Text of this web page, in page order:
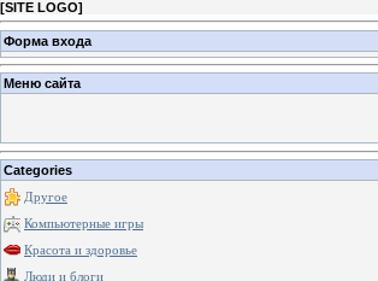
[SITE LOGO]
Форма входа
Меню сайта
Categories
Другое
Компьютерные игры
Красота и здоровье
Люди и блоги